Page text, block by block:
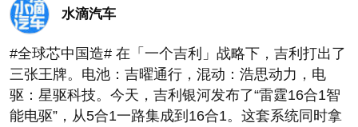
水滴汽车
#全球芯中国造# 在「一个吉利」战略下，吉利打出了
三张王牌。电池：吉曜通行，混动：浩思动力，电
驱：星驱科技。今天，吉利银河发布了“雷霆16合1智
能电驱”，从5合1一路集成到16合1。这套系统同时拿